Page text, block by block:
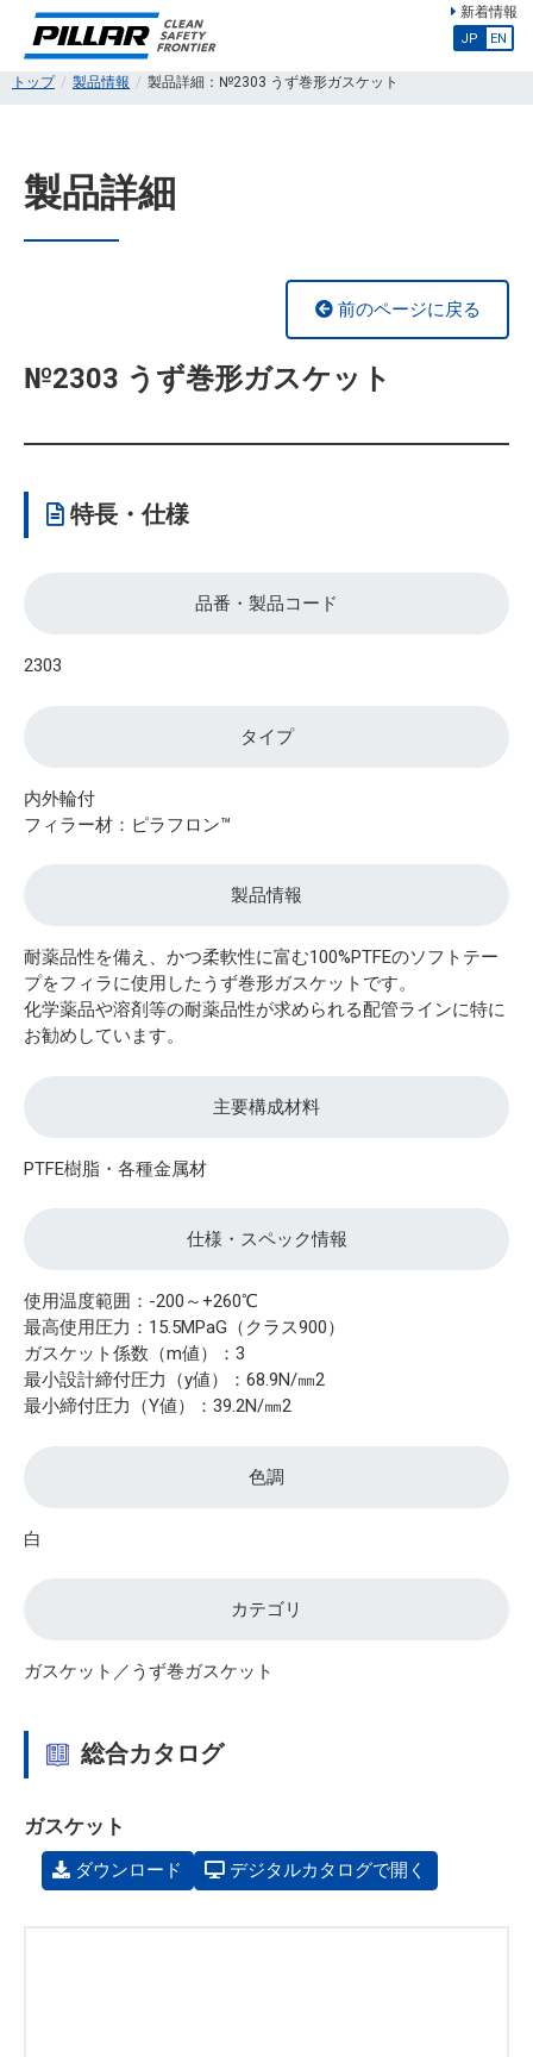
新着情報
JP EN
トップ 製品情報 製品詳細：№2303 うず巻形ガスケット
製品詳細
前のページに戻る
№2303 うず巻形ガスケット
特長・仕様
品番・製品コード
2303
タイプ
内外輪付
フィラー材：ピラフロン™
製品情報
耐薬品性を備え、かつ柔軟性に富む100%PTFEのソフトテー
プをフィラに使用したうず巻形ガスケットです。
化学薬品や溶剤等の耐薬品性が求められる配管ラインに特に
お勧めしています。
主要構成材料
PTFE樹脂・各種金属材
仕様・スペック情報
使用温度範囲：-200～+260℃
最高使用圧力：15.5MPaG（クラス900）
ガスケット係数（m値）：3
最小設計締付圧力（y値）：68.9N/㎜2
最小締付圧力（Y値）：39.2N/㎜2
色調
白
カテゴリ
ガスケット／うず巻ガスケット
総合カタログ
ガスケット
ダウンロード デジタルカタログで開く